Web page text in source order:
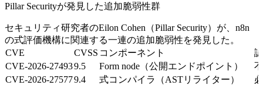
Pillar Securityが発見した追加脆弱性群
セキュリティ研究者のEilon Cohen（Pillar Security）が、n8n
の式評価機構に関連する一連の追加脆弱性を発見した。
CVE
CVSS コンポーネント
CVE-2026-274939.5 Form node（公開エンドポイント）
CVE-2026-275779.4 式コンパイラ（ASTリライター）